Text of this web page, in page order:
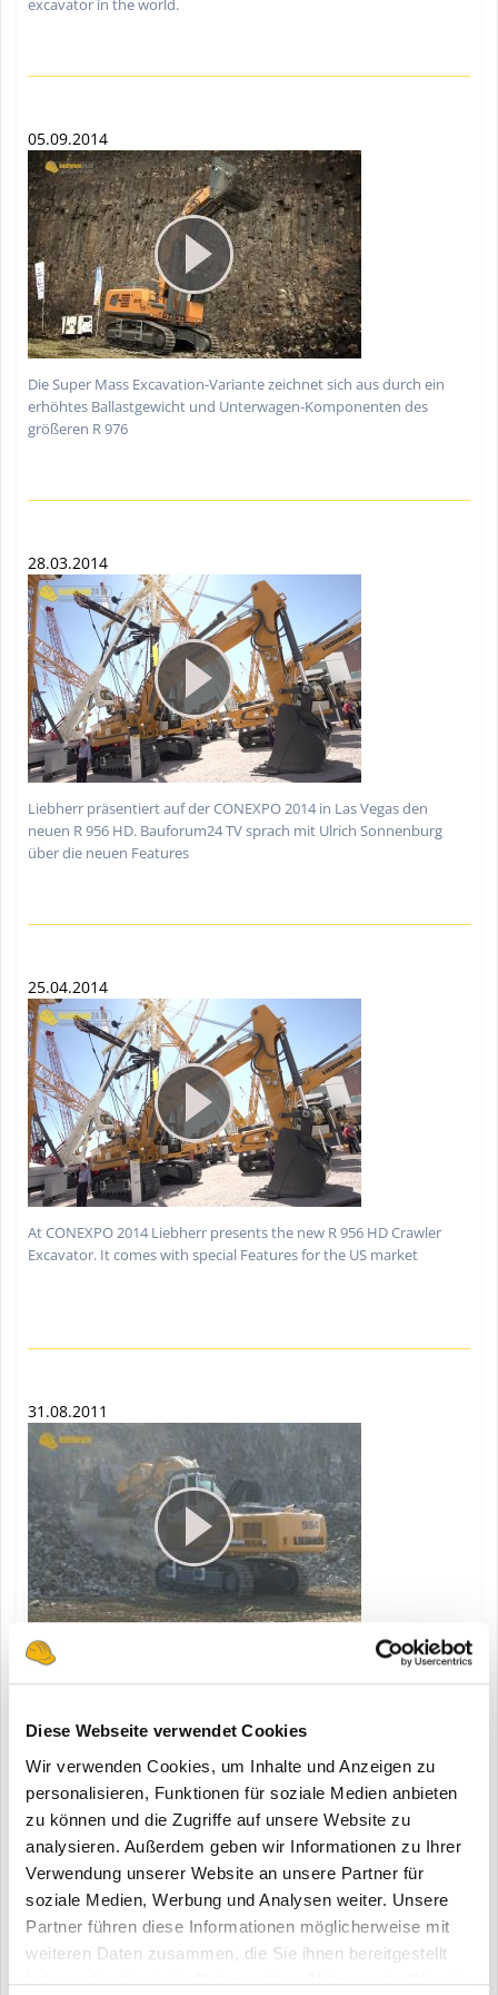
Diese Webseite verwendet Cookies
Wir verwenden Cookies, um Inhalte und Anzeigen zu
personalisieren, Funktionen für soziale Medien anbieten
zu können und die Zugriffe auf unsere Website zu
analysieren. Außerdem geben wir Informationen zu Ihrer
Verwendung unserer Website an unsere Partner für
soziale Medien, Werbung und Analysen weiter. Unsere
Partner führen diese Informationen möglicherweise mit
weiteren Daten zusammen, die Sie ihnen bereitgestellt
excavator in the world.
05.09.2014
Die Super Mass Excavation-Variante zeichnet sich aus durch ein
erhöhtes Ballastgewicht und Unterwagen-Komponenten des
größeren R 976
28.03.2014
Liebherr präsentiert auf der CONEXPO 2014 in Las Vegas den
neuen R 956 HD. Bauforum24 TV sprach mit Ulrich Sonnenburg
über die neuen Features
25.04.2014
At CONEXPO 2014 Liebherr presents the new R 956 HD Crawler
Excavator. It comes with special Features for the US market
31.08.2011
60 Tonnen Klappschaufelbagger für die Gewinnung.
18.04.2013